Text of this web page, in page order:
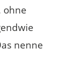
ohne
nenne